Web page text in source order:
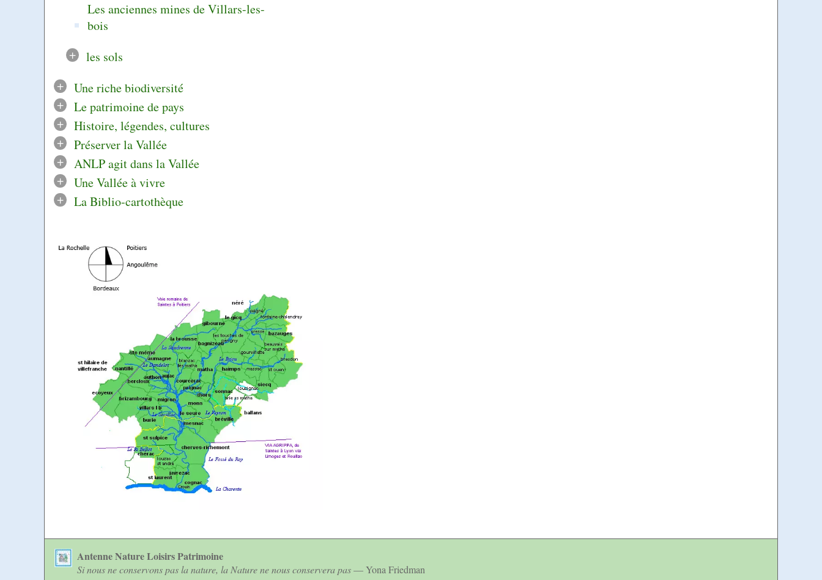
Les anciennes mines de Villars-les-
bois
+
les sols
+
Une riche biodiversité
+
Le patrimoine de pays
+
Histoire, légendes, cultures
+
Préserver la Vallée
+
ANLP agit dans la Vallée
+
Une Vallée à vivre
+
La Biblio-cartothèque
Antenne Nature Loisirs Patrimoine
Si nous ne conservons pas la nature, la Nature ne nous conservera pas— Yona Friedman